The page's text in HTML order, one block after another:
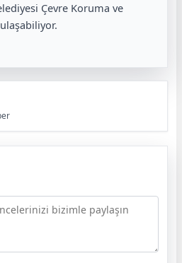
Çevre Koruma ve